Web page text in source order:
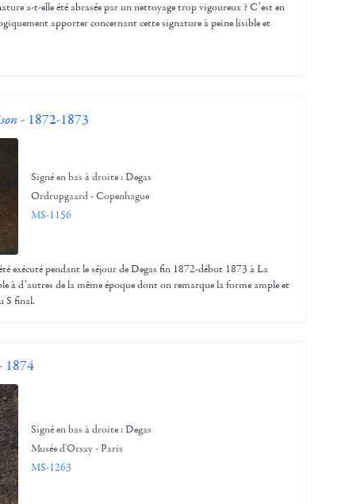
a-t-elle été abrasée par un nettoyage trop vigoureux ? C’est en
apporter concernant cette signature à peine lisible et
- 1872-1873
Signé en bas à droite : Degas
Ordrupgaard - Copenhague
MS-1156
exécuté pendant le séjour de Degas fin 1872-début 1873 à La
à d’autres de la même époque dont on remarque la forme ample et
S final.
1874
Signé en bas à droite : Degas
Musée d'Orsay - Paris
MS-1263